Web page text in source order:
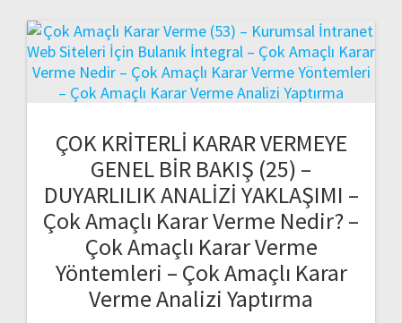
ÇOK KRİTERLİ KARAR VERMEYE
GENEL BİR BAKIŞ (25) –
DUYARLILIK ANALİZİ YAKLAŞIMI –
Çok Amaçlı Karar Verme Nedir? –
Çok Amaçlı Karar Verme
Yöntemleri – Çok Amaçlı Karar
Verme Analizi Yaptırma